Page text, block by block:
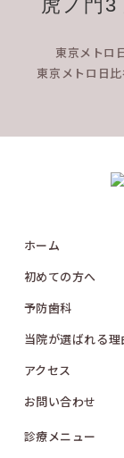
虎ノ門
東京メトロ
東京メトロ日
ホーム
初めての方へ
予防歯科
当院が選ばれる理
アクセス
お問い合わせ
診療メニュー